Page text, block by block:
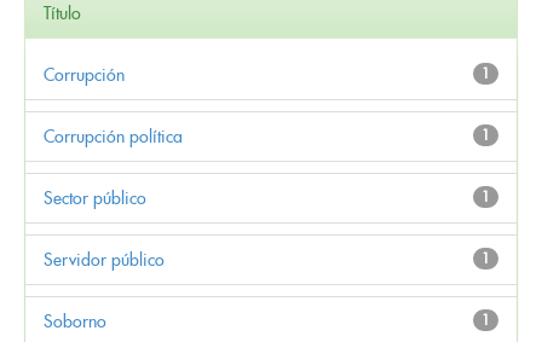
Título
1
Corrupción
1
Corrupción política
1
Sector público
1
Servidor público
1
Soborno